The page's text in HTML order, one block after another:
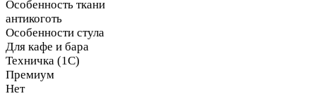
Особенность ткани
антикоготь
Особенности стула
Для кафе и бара
Техничка (1С)
Премиум
Нет